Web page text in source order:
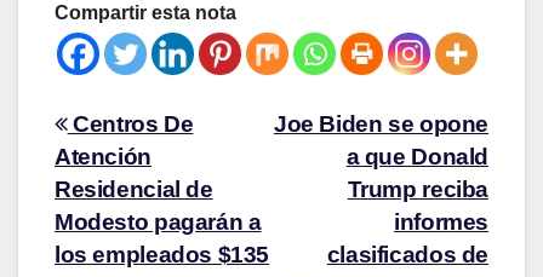
Compartir esta nota
Joe Biden se opone
a que Donald
Trump reciba
informes
clasificados de
Centros De
Atención
Residencial de
Modesto pagarán a
los empleados $135